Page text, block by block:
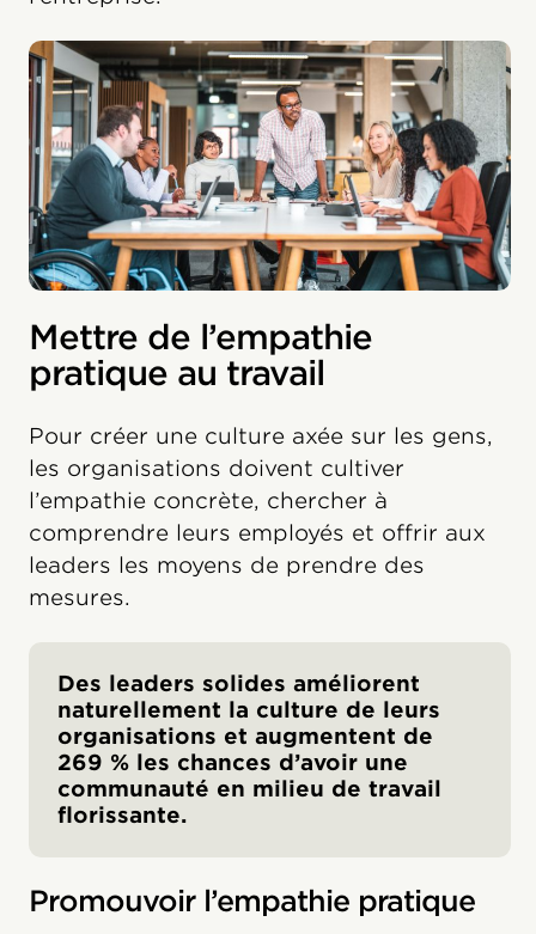
Mettre de l’empathie
pratique au travail
Pour créer une culture axée sur les gens,
les organisations doivent cultiver
l’empathie concrète, chercher à
comprendre leurs employés et offrir aux
leaders les moyens de prendre des
mesures.
Des leaders solides améliorent
naturellement la culture de leurs
organisations et augmentent de
269 % les chances d’avoir une
communauté en milieu de travail
florissante.
Promouvoir l’empathie pratique